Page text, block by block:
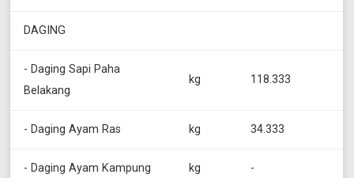
DAGING
- Daging Sapi Paha
Belakang
kg 118.333
- Daging Ayam Ras kg 34.333
- Daging Ayam Kampung kg -